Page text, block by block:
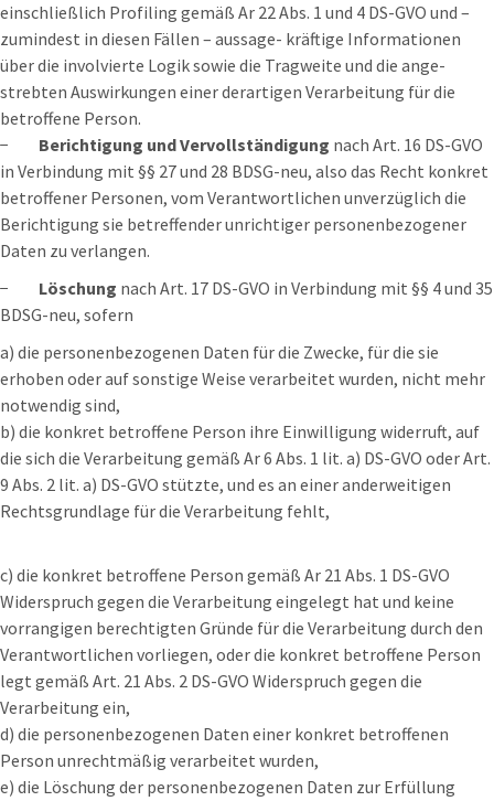
einschließlich Profiling gemäß Ar 22 Abs. 1 und 4 DS-GVO und –
zumindest in diesen Fällen – aussage- kräftige Informationen
über die involvierte Logik sowie die Tragweite und die ange-
strebten Auswirkungen einer derartigen Verarbeitung für die
betroffene Person.
− Berichtigung und Vervollständigung nach Art. 16 DS-GVO
in Verbindung mit §§ 27 und 28 BDSG-neu, also das Recht konkret
betroffener Personen, vom Verantwortlichen unverzüglich die
Berichtigung sie betreffender unrichtiger personenbezogener
Daten zu verlangen.
− Löschung nach Art. 17 DS-GVO in Verbindung mit §§ 4 und 35
BDSG-neu, sofern
a) die personenbezogenen Daten für die Zwecke, für die sie
erhoben oder auf sonstige Weise verarbeitet wurden, nicht mehr
notwendig sind,
b) die konkret betroffene Person ihre Einwilligung widerruft, auf
die sich die Verarbeitung gemäß Ar 6 Abs. 1 lit. a) DS-GVO oder Art.
9 Abs. 2 lit. a) DS-GVO stützte, und es an einer anderweitigen
Rechtsgrundlage für die Verarbeitung fehlt,
c) die konkret betroffene Person gemäß Ar 21 Abs. 1 DS-GVO
Widerspruch gegen die Verarbeitung eingelegt hat und keine
vorrangigen berechtigten Gründe für die Verarbeitung durch den
Verantwortlichen vorliegen, oder die konkret betroffene Person
legt gemäß Art. 21 Abs. 2 DS-GVO Widerspruch gegen die
Verarbeitung ein,
d) die personenbezogenen Daten einer konkret betroffenen
Person unrechtmäßig verarbeitet wurden,
e) die Löschung der personenbezogenen Daten zur Erfüllung